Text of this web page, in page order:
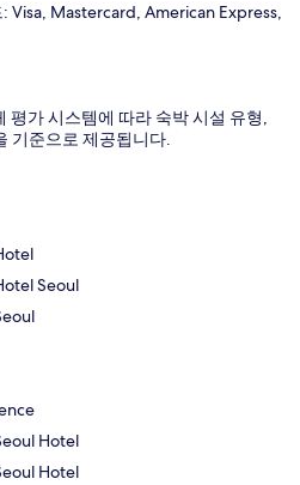
Visa, Mastercard, American Express,
평가 시스템에 따라 숙박 시설 유형,
기준으로 제공됩니다.
Seoul
Hotel
Hotel